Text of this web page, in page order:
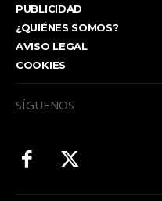
PUBLICIDAD
¿QUIÉNES SOMOS?
AVISO LEGAL
COOKIES
SÍGUENOS